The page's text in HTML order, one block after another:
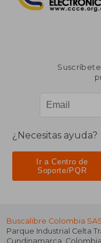
¿Necesitas ayuda?
Ir a Centro de
Soporte/PQR
Buscalibre Colombia
Parque Industrial Celta
Cundinamarca Colombia